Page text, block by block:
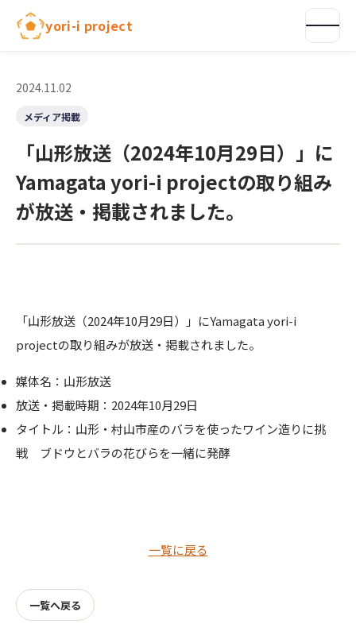
yori-i project
2024.11.02
メディア掲載
「山形放送（2024年10月29日）」に
Yamagata yori-i projectの取り組み
が放送・掲載されました。
「山形放送（2024年10月29日）」にYamagata yori-i
projectの取り組みが放送・掲載されました。
媒体名：山形放送
放送・掲載時期：2024年10月29日
タイトル：山形・村山市産のバラを使ったワイン造りに挑
戦 ブドウとバラの花びらを一緒に発酵
一覧に戻る
一覧へ戻る